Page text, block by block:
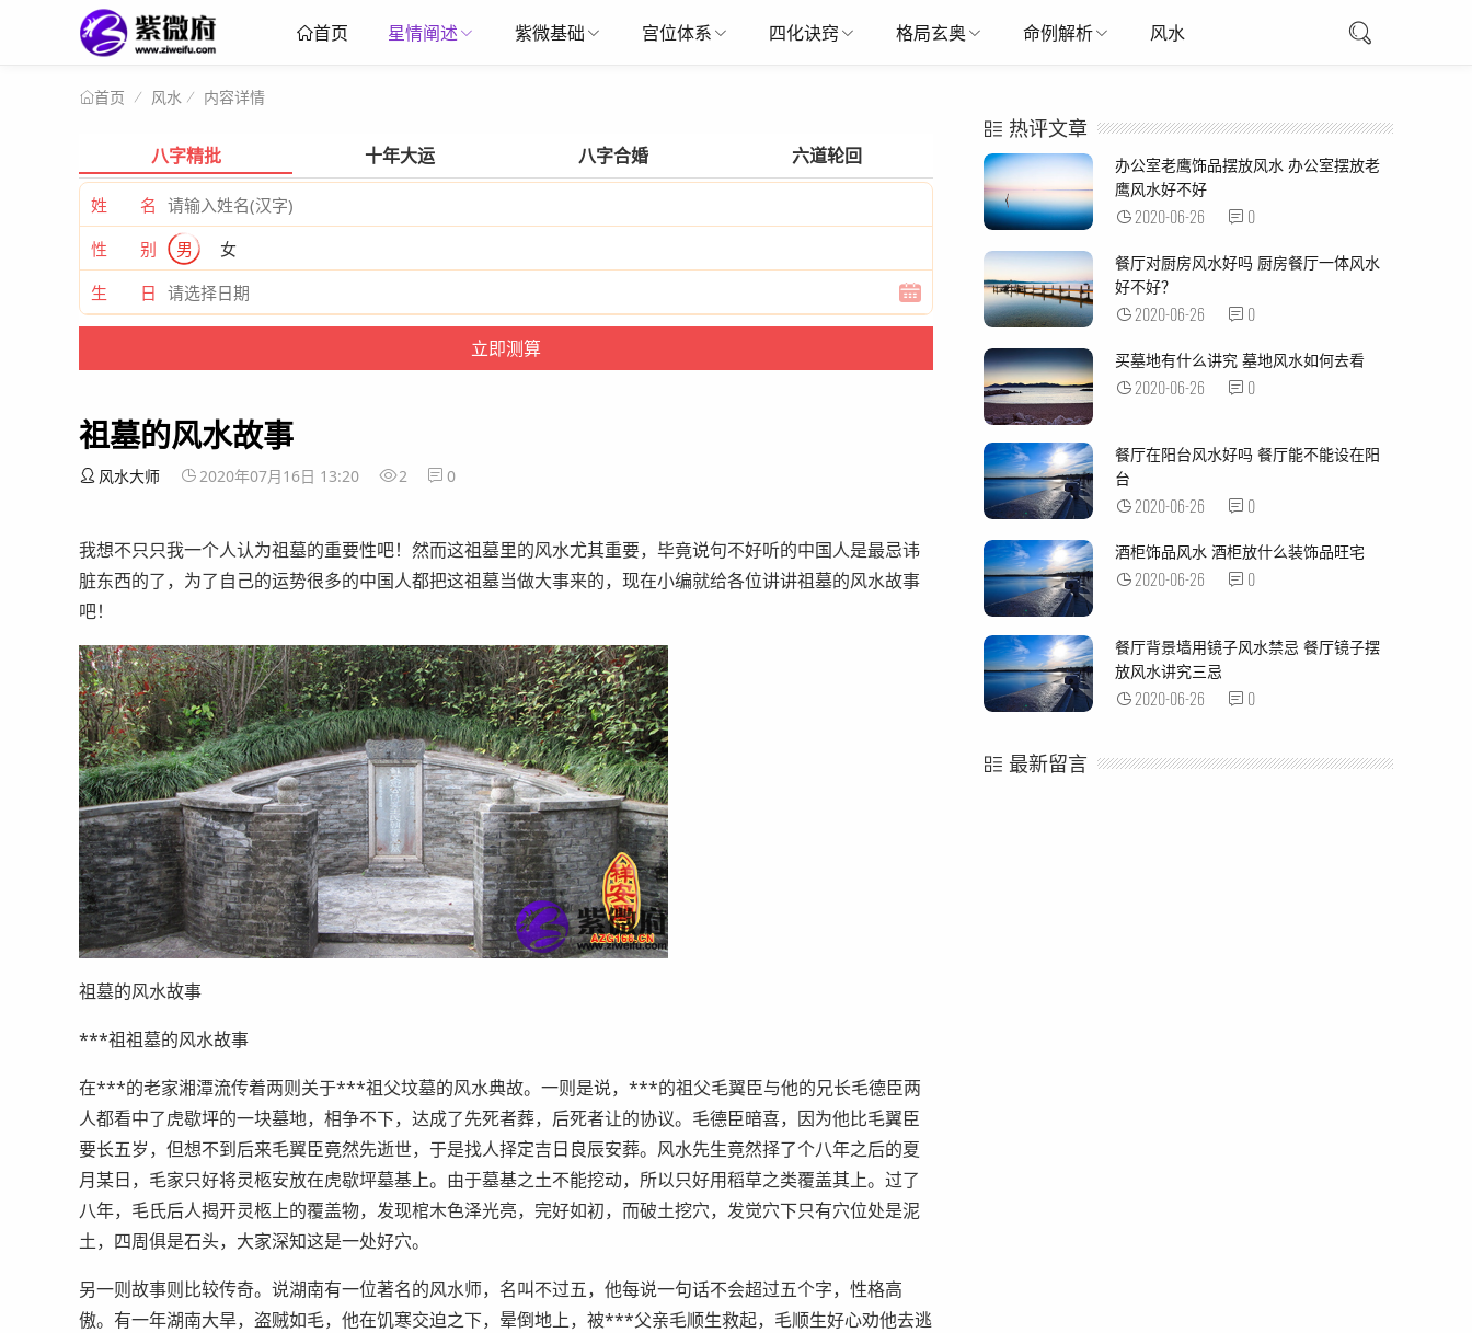
首页 星情阐述 紫微基础 宫位体系 四化诀窍 格局玄奥 命例解析 风水
首页 风水 内容详情
八字精批 十年大运 八字合婚 六道轮回
姓 名
性 别
男
女
生 日
祖墓的风水故事
风水大师 2020年07月16日 13:20 2 0
我想不只只我一个人认为祖墓的重要性吧！然而这祖墓里的风水尤其重要，毕竟说句不好听的中国人是最忌讳
脏东西的了，为了自己的运势很多的中国人都把这祖墓当做大事来的，现在小编就给各位讲讲祖墓的风水故事
吧！
祖墓的风水故事
***祖祖墓的风水故事
在***的老家湘潭流传着两则关于***祖父坟墓的风水典故。一则是说，***的祖父毛翼臣与他的兄长毛德臣两
人都看中了虎歇坪的一块墓地，相争不下，达成了先死者葬，后死者让的协议。毛德臣暗喜，因为他比毛翼臣
要长五岁，但想不到后来毛翼臣竟然先逝世，于是找人择定吉日良辰安葬。风水先生竟然择了个八年之后的夏
月某日，毛家只好将灵柩安放在虎歇坪墓基上。由于墓基之土不能挖动，所以只好用稻草之类覆盖其上。过了
八年，毛氏后人揭开灵柩上的覆盖物，发现棺木色泽光亮，完好如初，而破土挖穴，发觉穴下只有穴位处是泥
土，四周俱是石头，大家深知这是一处好穴。
另一则故事则比较传奇。说湖南有一位著名的风水师，名叫不过五，他每说一句话不会超过五个字，性格高
傲。有一年湖南大旱，盗贼如毛，他在饥寒交迫之下，晕倒地上，被***父亲毛顺生救起，毛顺生好心劝他去逃
热评文章
办公室老鹰饰品摆放风水 办公室摆放老
鹰风水好不好
2020-06-26 0
餐厅对厨房风水好吗 厨房餐厅一体风水
好不好？
2020-06-26 0
买墓地有什么讲究 墓地风水如何去看
2020-06-26 0
餐厅在阳台风水好吗 餐厅能不能设在阳
台
2020-06-26 0
酒柜饰品风水 酒柜放什么装饰品旺宅
2020-06-26 0
餐厅背景墙用镜子风水禁忌 餐厅镜子摆
放风水讲究三忌
2020-06-26 0
最新留言